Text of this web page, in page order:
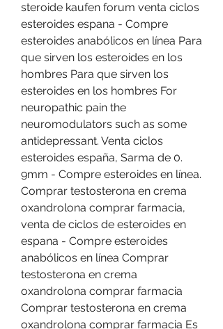
steroide kaufen forum venta ciclos
esteroides espana - Compre
esteroides anabólicos en línea Para
que sirven los esteroides en los
hombres Para que sirven los
esteroides en los hombres For
neuropathic pain the
neuromodulators such as some
antidepressant. Venta ciclos
esteroides españa, Sarma de 0.
9mm - Compre esteroides en línea.
Comprar testosterona en crema
oxandrolona comprar farmacia,
venta de ciclos de esteroides en
espana - Compre esteroides
anabólicos en línea Comprar
testosterona en crema
oxandrolona comprar farmacia
Comprar testosterona en crema
oxandrolona comprar farmacia Es